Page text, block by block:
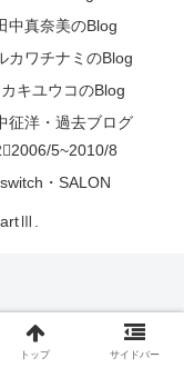
中真奈美のBlog
カワチナミのBlog
カキユウコのBlog
征洋・過去ブログ
5~2010/8
switch・SALON
トップ サイドバー